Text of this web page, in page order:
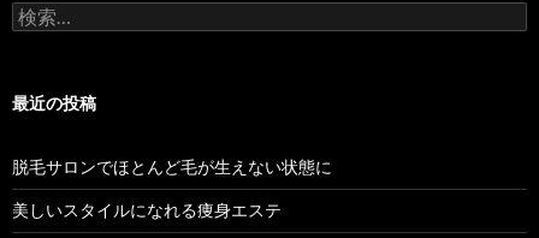
ゲ
シ
ョ
ン
検
索:
最近の投稿
脱毛サロンでほとんど毛が生えない状態に
美しいスタイルになれる痩身エステ